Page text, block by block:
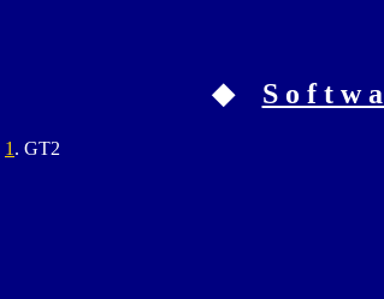
◆ S o f t w
1 . GT2